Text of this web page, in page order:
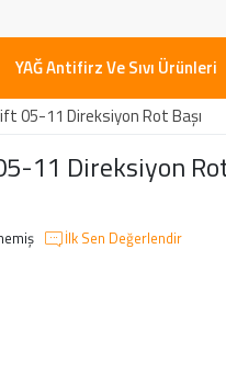
YAĞ Antifirz Ve Sıvı Ürünleri
05-11 Direksiyon Rot Başı
11 Direksiyon
İlk Sen Değerlendir